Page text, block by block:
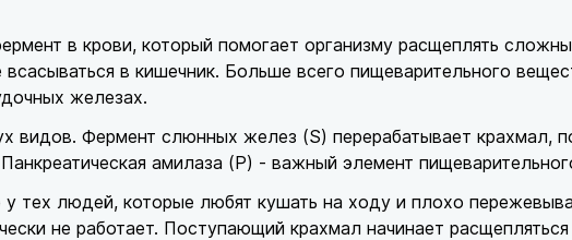
в крови, который помогает организму расщеплять
в кишечник. Больше всего пищеварительного
железах.
видов. Фермент слюнных желез (S) перерабатывает крахмал,
амилаза (P) - важный элемент
у тех людей, которые любят кушать на ходу и плохо
не работает. Поступающий крахмал начинает